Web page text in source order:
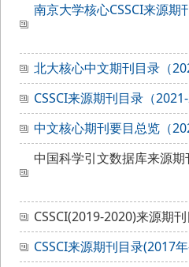
南京大学核心CSSCI来源期
北大核心中文期刊目录（
CSSCI来源期刊目录（2021-
中文核心期刊要目总览（
中国科学引文数据库来源
CSSCI(2019-2020)来源期
CSSCI来源期刊目录(2017年